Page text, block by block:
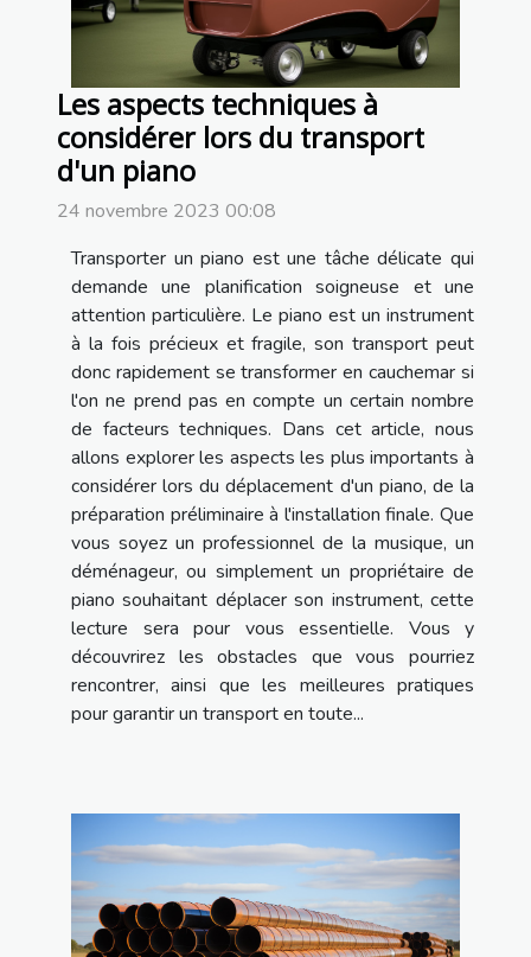
Les aspects techniques à
considérer lors du transport
d'un piano
24 novembre 2023 00:08
Transporter un piano est une tâche délicate qui
demande une planification soigneuse et une
attention particulière. Le piano est un instrument
à la fois précieux et fragile, son transport peut
donc rapidement se transformer en cauchemar si
l'on ne prend pas en compte un certain nombre
de facteurs techniques. Dans cet article, nous
allons explorer les aspects les plus importants à
considérer lors du déplacement d'un piano, de la
préparation préliminaire à l'installation finale. Que
vous soyez un professionnel de la musique, un
déménageur, ou simplement un propriétaire de
piano souhaitant déplacer son instrument, cette
lecture sera pour vous essentielle. Vous y
découvrirez les obstacles que vous pourriez
rencontrer, ainsi que les meilleures pratiques
pour garantir un transport en toute...